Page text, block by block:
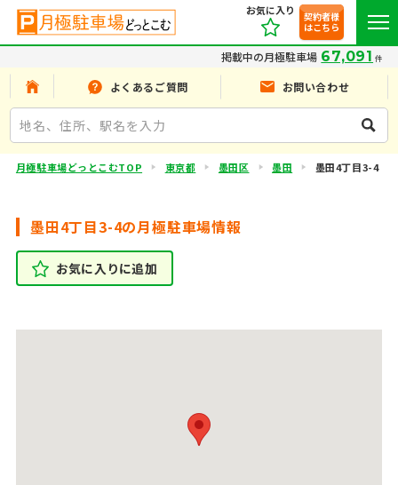
お気に入り
契約者様
はこちら
掲載中の月極駐車場 67,091 件
よくあるご質問 お問い合わせ
月極駐車場どっとこむTOP 東京都 墨田区 墨田 墨田4丁目3-4
墨田4丁目3-4の月極駐車場情報
お気に入りに追加